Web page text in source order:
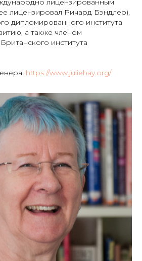
лицензированным
лицензировал Ричард Бэндлер),
дипломированного института
а также членом
института
https://www.juliehay.org/